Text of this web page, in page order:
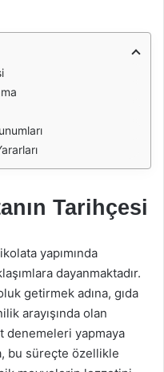
Tarihçesi
yapımında
dayanmaktadır.
getirmek adına, gıda
arayışında olan
denemeleri yapmaya
bu süreçte özellikle